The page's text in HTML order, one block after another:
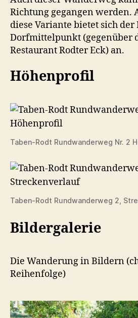
Richtung gegangen werden.
diese Variante bietet sich
Dorfmittelpunkt (gegenüber
Restaurant Rodter Eck) an.
Höhenprofil
Taben-Rodt Rundwanderweg Nr. 2
Taben-Rodt Rundwanderweg 2,
Bildergalerie
Die Wanderung in Bildern
Reihenfolge)